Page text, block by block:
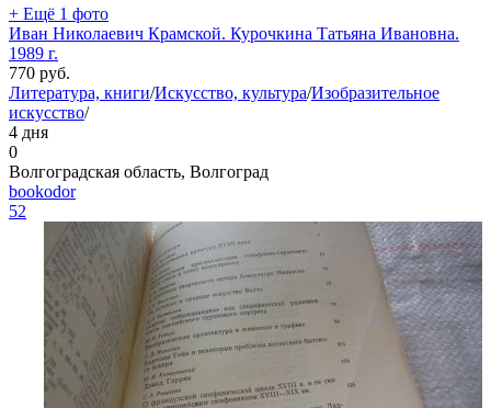
+ Ещё 1 фото
Иван Николаевич Крамской. Курочкина Татьяна Ивановна.
1989 г.
770 руб.
Литература, книги/Искусство, культура/Изобразительное
искусство/
4 дня
0
Волгоградская область, Волгоград
bookodor
52